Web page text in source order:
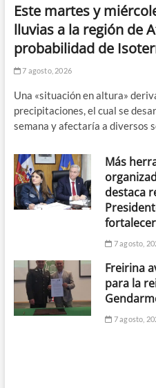
Este martes y
lluvias a la región de
probabilidad de
7 agosto, 2026
Una «situación en altura»
precipitaciones, el cual se
semana y afectaría a diversos
Más
destaca
7 agosto,
Freirina
para la
7 agosto,